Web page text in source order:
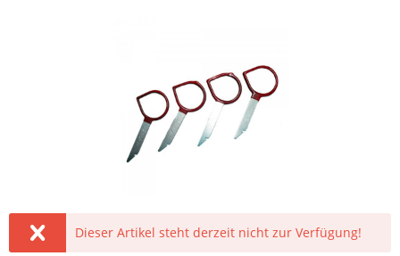
Dieser Artikel steht derzeit nicht zur Verfügung!